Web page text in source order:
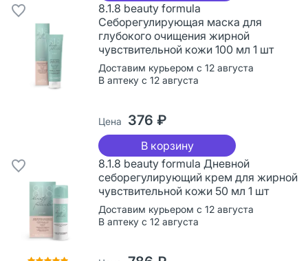
8.1.8 beauty formula
Себорегулирующая маска для
глубокого очищения жирной
чувствительной кожи 100 мл 1 шт
Доставим курьером с 12 августа
В аптеку с 12 августа
Цена 376 ₽
В корзину
8.1.8 beauty formula Дневной
себорегулирующий крем для жирной
чувствительной кожи 50 мл 1 шт
Доставим курьером с 12 августа
В аптеку с 12 августа